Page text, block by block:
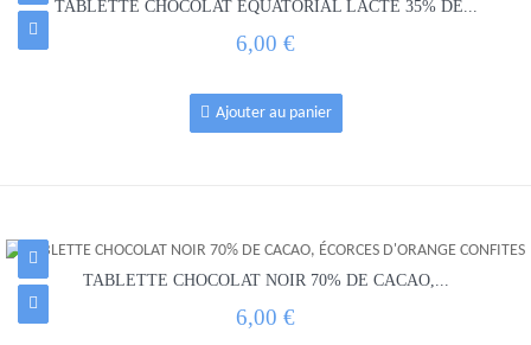
TABLETTE CHOCOLAT ÉQUATORIAL LACTÉ 35% DE...
6,00 €
Ajouter au panier
TABLETTE CHOCOLAT NOIR 70% DE CACAO,...
6,00 €